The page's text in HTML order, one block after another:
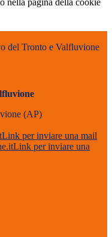
nella pagina della cookie
del Tronto e Valfluvione
(AP)
Link per inviare una mail
Link per inviare una